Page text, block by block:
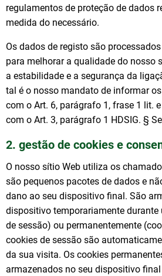
regulamentos de proteção de dados
medida do necessário.
Os dados de registo são
para melhorar a qualidade do nosso
a estabilidade e a segurança da
tal é o nosso mandato de informar
com o Art. 6, parágrafo 1, frase 1 lit.
com o Art. 3, parágrafo 1 HDSIG. §
2. gestão de cookies e
O nosso sítio Web utiliza os
são pequenos pacotes de dados e
dano ao seu dispositivo final. São
dispositivo temporariamente durante
de sessão) ou permanentemente
cookies de sessão são
da sua visita. Os cookies
armazenados no seu dispositivo